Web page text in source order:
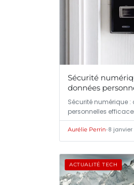
Sécurité
données
Sécurité numérique
personnelles
Aurélie Perrin•8
ACTUALITÉ TECH